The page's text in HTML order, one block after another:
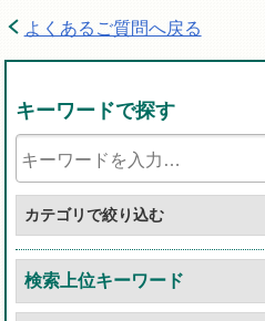
よくあるご質問へ戻る
キーワードで探す
カテゴリで絞り込む
検索上位キーワード